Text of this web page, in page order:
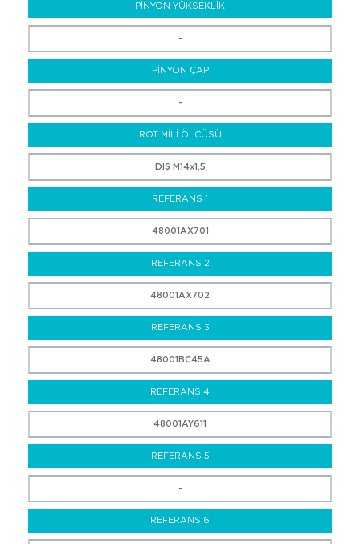
PİNYON YÜKSEKLİK
-
PİNYON ÇAP
-
ROT MİLİ ÖLÇÜSÜ
DIŞ M14x1,5
REFERANS 1
48001AX701
REFERANS 2
48001AX702
REFERANS 3
48001BC45A
REFERANS 4
48001AY611
REFERANS 5
-
REFERANS 6